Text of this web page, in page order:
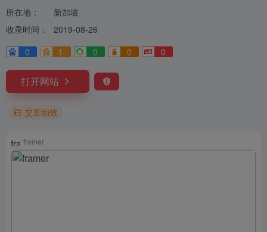
所在地：
新加坡
收录时间：
2019-08-26
0
1- 0 0 0
打开网站
交互动效
framer